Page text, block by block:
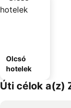
Olcsó
hotelek
Úti célok a(z)